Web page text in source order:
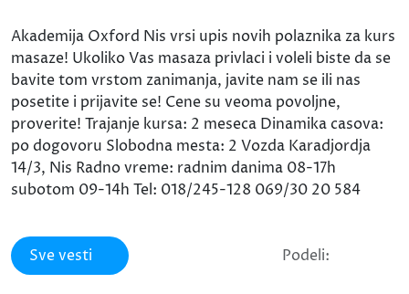
Akademija Oxford Nis vrsi upis novih polaznika za kurs
masaze! Ukoliko Vas masaza privlaci i voleli biste da se
bavite tom vrstom zanimanja, javite nam se ili nas
posetite i prijavite se! Cene su veoma povoljne,
proverite! Trajanje kursa: 2 meseca Dinamika casova:
po dogovoru Slobodna mesta: 2 Vozda Karadjordja
14/3, Nis Radno vreme: radnim danima 08-17h
subotom 09-14h Tel: 018/245-128 069/30 20 584
Sve vesti Podeli: